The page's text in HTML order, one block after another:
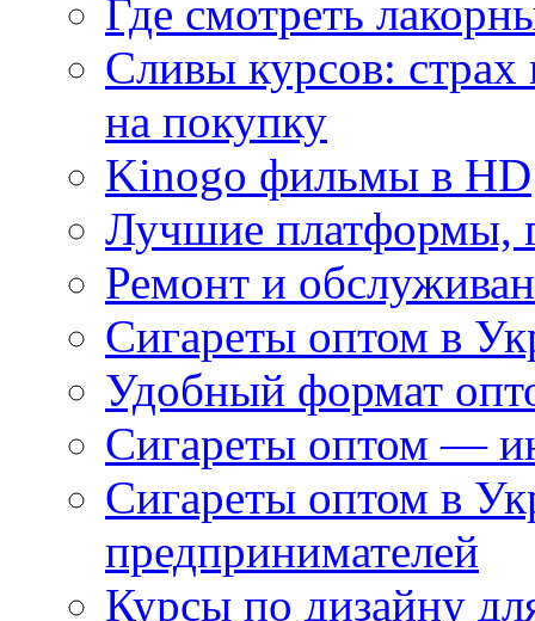
Где смотреть
Сливы курсов:
на покупку
Kinogo фильмы в HD
Лучшие платформы,
Ремонт и
Сигареты оптом в
Удобный формат
Сигареты оптом —
Сигареты оптом в
предпринимателей
Курсы по дизайну